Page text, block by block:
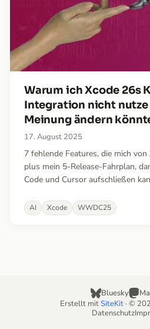
Warum ich Xcode 26s
Integration nicht nutze
Meinung ändern
17. August 2025
7 fehlende Features, die mich
plus mein 5-Release-Fahrplan,
Code und Cursor aufschließen
AI Xcode WWDC25
Bluesky
Erstellt mitSiteKit· ©
Datenschutz